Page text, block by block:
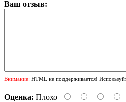
Ваш отзыв:
Внимание: HTML не поддерживается!
Оценка: Плохо